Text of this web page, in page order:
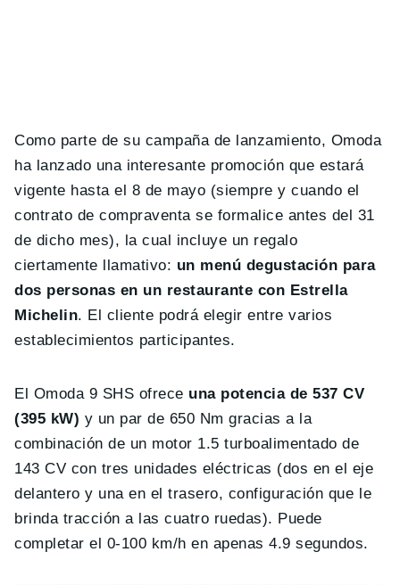
Como parte de su campaña de lanzamiento, Omoda
ha lanzado una interesante promoción que estará
vigente hasta el 8 de mayo (siempre y cuando el
contrato de compraventa se formalice antes del 31
de dicho mes), la cual incluye un regalo
ciertamente llamativo: un menú degustación para
dos personas en un restaurante con Estrella
Michelin. El cliente podrá elegir entre varios
establecimientos participantes.
El Omoda 9 SHS ofrece una potencia de 537 CV
(395 kW) y un par de 650 Nm gracias a la
combinación de un motor 1.5 turboalimentado de
143 CV con tres unidades eléctricas (dos en el eje
delantero y una en el trasero, configuración que le
brinda tracción a las cuatro ruedas). Puede
completar el 0-100 km/h en apenas 4.9 segundos.